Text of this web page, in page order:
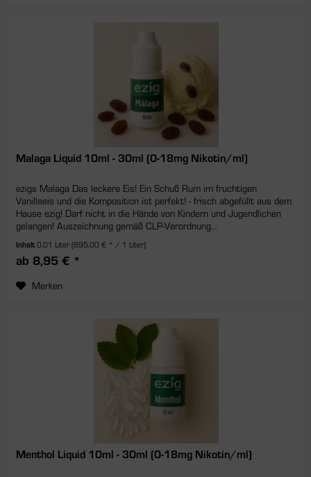
Malaga Liquid 10ml - 30ml (0-18mg Nikotin/ml)
ezigs Malaga Das leckere Eis! Ein Schuß Rum im fruchtigen
Vanilleeis und die Komposition ist perfekt! - frisch abgefüllt aus dem
Hause ezig! Darf nicht in die Hände von Kindern und Jugendlichen
gelangen! Auszeichnung gemäß CLP-Verordnung...
Inhalt0.01 Liter(895,00 € * / 1 Liter)
ab 8,95 € *
Merken
Menthol Liquid 10ml - 30ml (0-18mg Nikotin/ml)